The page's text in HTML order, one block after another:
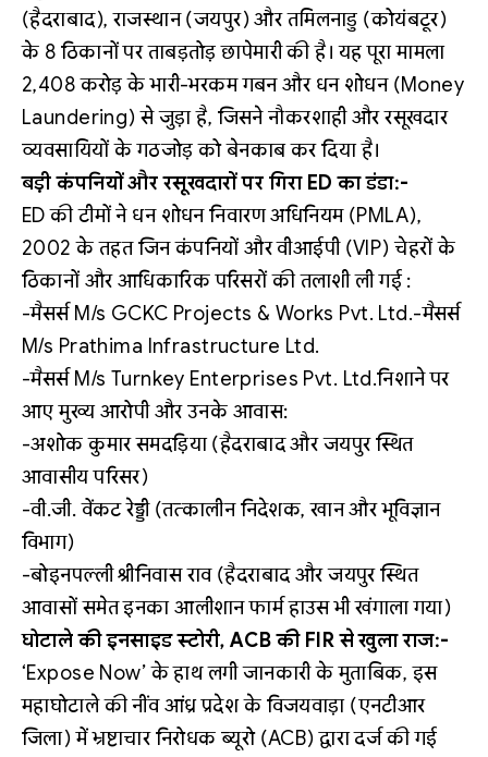
(हैदराबाद), राजस्थान (जयपुर) और तमिलनाडु (कोयंबटूर)
के 8 ठिकानों पर ताबड़तोड़ छापेमारी की है। यह पूरा मामला
2,408 करोड़ के भारी-भरकम गबन और धन शोधन (Money
Laundering) से जुड़ा है, जिसने नौकरशाही और रसूखदार
व्यवसायियों के गठजोड़ को बेनकाब कर दिया है।
बड़ी कंपनियों और रसूखदारों पर गिरा ED का डंडा:-
ED की टीमों ने धन शोधन निवारण अधिनियम (PMLA),
2002 के तहत जिन कंपनियों और वीआईपी (VIP) चेहरों के
ठिकानों और आधिकारिक परिसरों की तलाशी ली गई :
-मैसर्स M/s GCKC Projects & Works Pvt. Ltd.-मैसर्स
M/s Prathima Infrastructure Ltd.
-मैसर्स M/s Turnkey Enterprises Pvt. Ltd.निशाने पर
आए मुख्य आरोपी और उनके आवास:
-अशोक कुमार समदड़िया (हैदराबाद और जयपुर स्थित
आवासीय परिसर)
-वी.जी. वेंकट रेड्डी (तत्कालीन निदेशक, खान और भूविज्ञान
विभाग)
-बोइनपल्ली श्रीनिवास राव (हैदराबाद और जयपुर स्थित
आवासों समेत इनका आलीशान फार्म हाउस भी खंगाला गया)
घोटाले की इनसाइड स्टोरी, ACB की FIR से खुला राज:-
‘Expose Now’ के हाथ लगी जानकारी के मुताबिक, इस
महाघोटाले की नींव आंध्र प्रदेश के विजयवाड़ा (एनटीआर
जिला) में भ्रष्टाचार निरोधक ब्यूरो (ACB) द्वारा दर्ज की गई